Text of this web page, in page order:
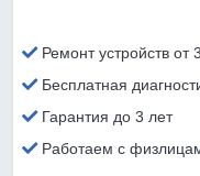
Ремонт устройств от
Бесплатная
Гарантия до 3 лет
Работаем с